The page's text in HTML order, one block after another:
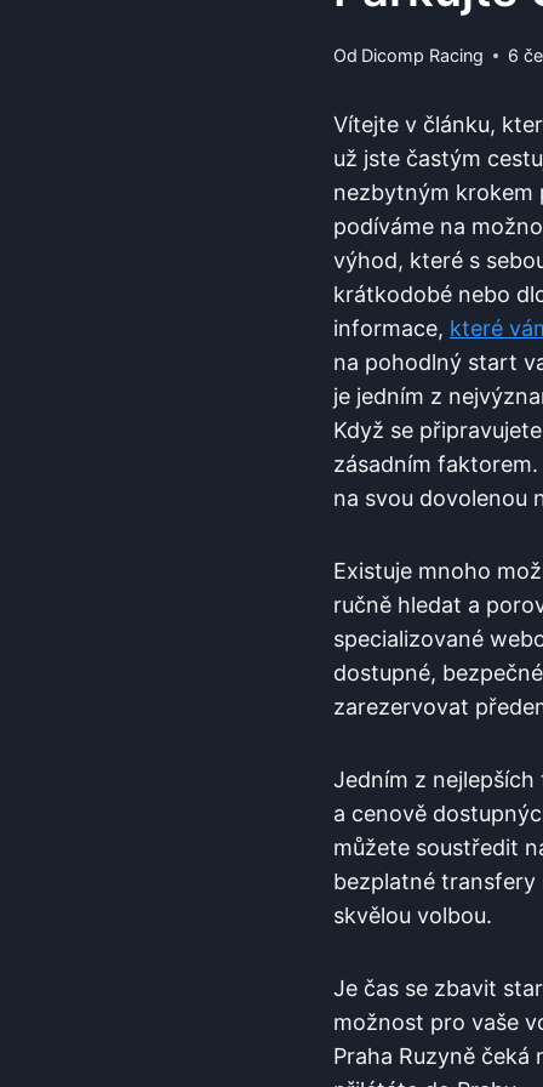
Od Dicomp Racing 6
Vítejte v článku,
už jste častým⁤
nezbytným ⁣krokem
podíváme na
výhod, které s
krátkodobé nebo​
informace, které
na pohodlný start
je​ jedním z
Když se
zásadním
na svou dovolenou
Existuje mnoho
ručně hledat a
specializované
dostupné,
zarezervovat
Jedním z
a cenově
můžete soustředit
bezplatné transfery
skvělou volbou.
Je čas se zbavit
možnost pro vaše
Praha Ruzyně čeká